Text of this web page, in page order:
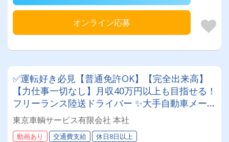
オンライン応募
✅運転好き必見【普通免許OK】【完全出来高】
【力仕事一切なし】月収40万円以上も目指せる！
フリーランス陸送ドライバー ✨大手自動車メーカ
ーの車両陸送で高単価を実現！★頑張りがダイレ
クトに収入に反映されます！
東京車輌サービス有限会社 本社
動画あり 交通費支給 休日8日以上